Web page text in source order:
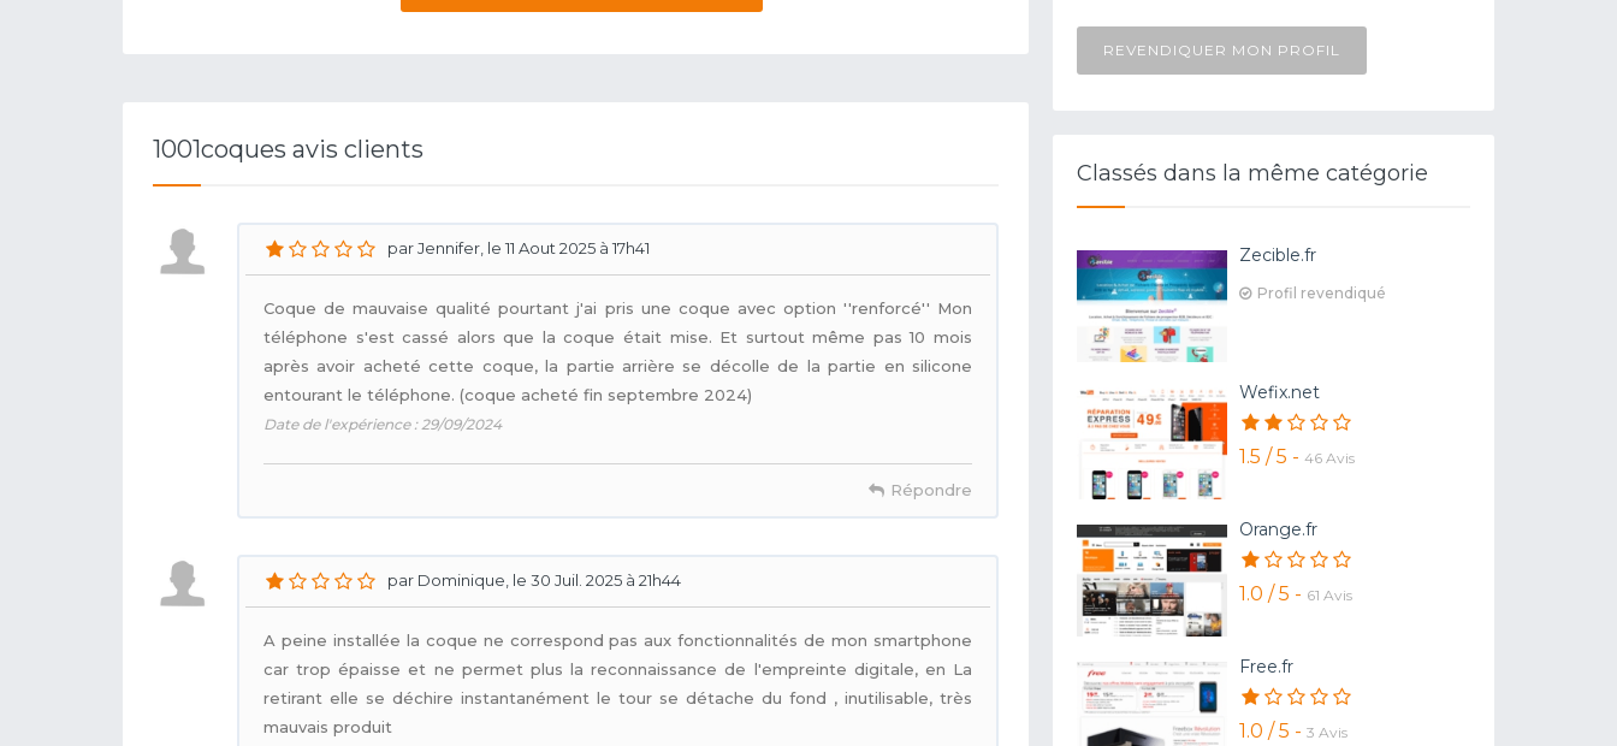
1001coques avis clients
par Jennifer, le 11 Aout 2025 à 17h41
Coque de mauvaise qualité pourtant j'ai pris une coque avec option ''renforcé'' Mon
téléphone s'est cassé alors que la coque était mise. Et surtout même pas 10 mois
après avoir acheté cette coque, la partie arrière se décolle de la partie en silicone
entourant le téléphone. (coque acheté fin septembre 2024)
Date de l'expérience : 29/09/2024
Répondre
par Dominique, le 30 Juil. 2025 à 21h44
A peine installée la coque ne correspond pas aux fonctionnalités de mon smartphone
car trop épaisse et ne permet plus la reconnaissance de l'empreinte digitale, en La
retirant elle se déchire instantanément le tour se détache du fond , inutilisable, très
mauvais produit
REVENDIQUER MON PROFIL
Classés dans la même catégorie
Zecible.fr
Profil revendiqué
Wefix.net
1.5 / 5 -46 Avis
Orange.fr
1.0 / 5 - 61 Avis
Free.fr
1.0 / 5 -3 Avis